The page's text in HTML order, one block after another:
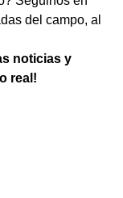
del campo, al
noticias y
real!